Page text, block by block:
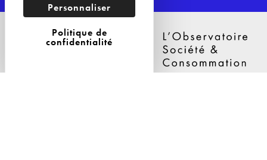
Personnaliser
Politique de
confidentialité